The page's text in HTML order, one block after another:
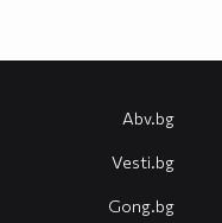
Abv.bg
Vesti.bg
Gong.bg